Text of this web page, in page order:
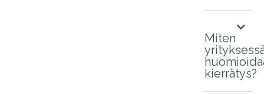
Miten
kierrätys?